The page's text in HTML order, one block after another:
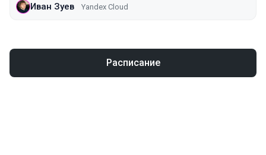
Иван Зуев Yandex Cloud
Расписание